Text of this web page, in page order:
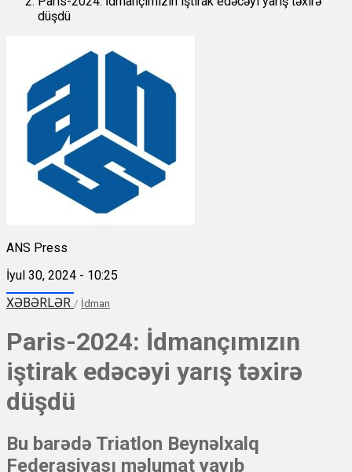
düşdü
ANS Press
İyul 30, 2024 - 10:25
XƏBƏRLƏR / İdman
Paris-2024: İdmançımızın
iştirak edəcəyi yarış təxirə
düşdü
Bu barədə Triatlon Beynəlxalq
Federasiyası məlumat yayıb